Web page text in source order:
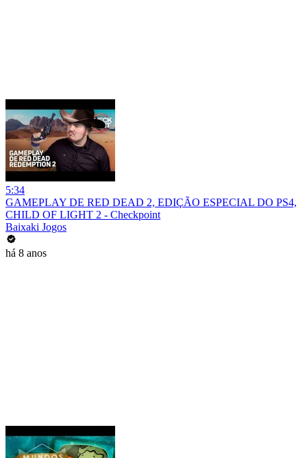
5:34
GAMEPLAY DE RED DEAD 2, EDIÇÃO ESPECIAL DO PS4,
CHILD OF LIGHT 2 - Checkpoint
Baixaki Jogos
há 8 anos